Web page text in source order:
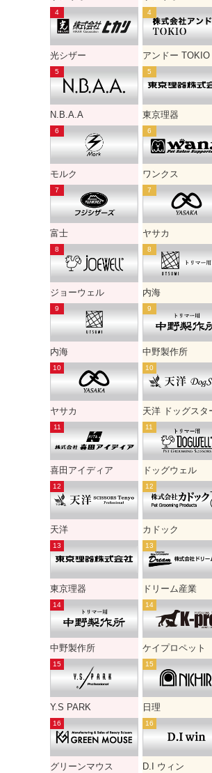
光シザー
N.B.A.A
モルク
富士
ジョーウェル
内海
ヤサカ
喜田アイディア
天洋
東京理器
中野製作所
Y.S PARK
グリーンマウス
アンドー TOKIO
東京理器
ワンクス
ヤサカ
内海
中野製作所
天洋 ドッグスタ
ドッグウェル
カドック
ドリーム産業
ケイプロペット
日理
D.I ウィン